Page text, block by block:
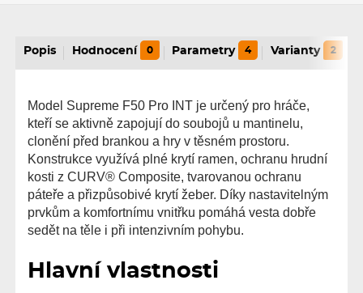
Popis Hodnocení 0 Parametry 4 Varianty 2
Model Supreme F50 Pro INT je určený pro hráče,
kteří se aktivně zapojují do soubojů u mantinelu,
clonění před brankou a hry v těsném prostoru.
Konstrukce využívá plné krytí ramen, ochranu hrudní
kosti z CURV® Composite, tvarovanou ochranu
páteře a přizpůsobivé krytí žeber. Díky nastavitelným
prvkům a komfortnímu vnitřku pomáhá vesta dobře
sedět na těle i při intenzivním pohybu.
Hlavní vlastnosti